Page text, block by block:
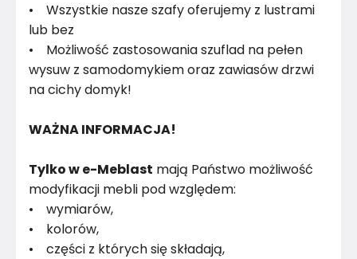
• Wszystkie nasze szafy oferujemy z lustrami
lub bez
• Możliwość zastosowania szuflad na pełen
wysuw z samodomykiem oraz zawiasów drzwi
na cichy domyk!
WAŻNA INFORMACJA!
Tylko w e-Meblast mają Państwo możliwość
modyfikacji mebli pod względem:
• wymiarów,
• kolorów,
• części z których się składają,